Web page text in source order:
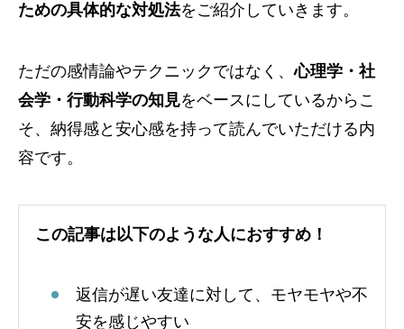
ための具体的な対処法をご紹介していきます。
ただの感情論やテクニックではなく、心理学・社
会学・行動科学の知見をベースにしているからこ
そ、納得感と安心感を持って読んでいただける内
容です。
この記事は以下のような人におすすめ！
返信が遅い友達に対して、モヤモヤや不
安を感じやすい